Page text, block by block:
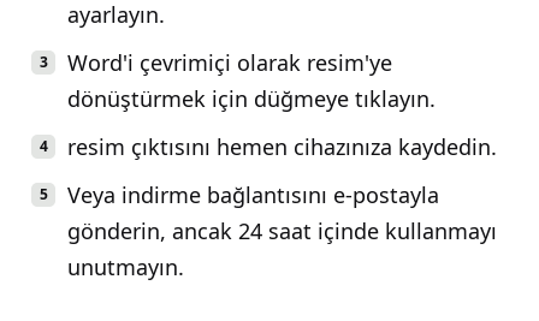
ayarlayın.
Word'i çevrimiçi olarak resim'ye
dönüştürmek için düğmeye tıklayın.
resim çıktısını hemen cihazınıza kaydedin.
Veya indirme bağlantısını e-postayla
gönderin, ancak 24 saat içinde kullanmayı
unutmayın.